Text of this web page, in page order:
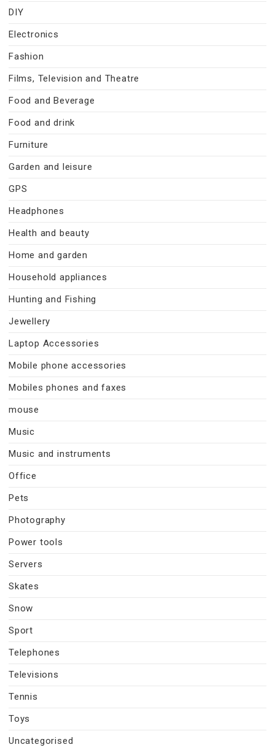
DIY
Electronics
Fashion
Films, Television and Theatre
Food and Beverage
Food and drink
Furniture
Garden and leisure
GPS
Headphones
Health and beauty
Home and garden
Household appliances
Hunting and Fishing
Jewellery
Laptop Accessories
Mobile phone accessories
Mobiles phones and faxes
mouse
Music
Music and instruments
Office
Pets
Photography
Power tools
Servers
Skates
Snow
Sport
Telephones
Televisions
Tennis
Toys
Uncategorised